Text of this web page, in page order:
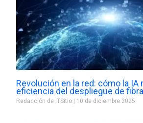
Revolución en la red: cómo la IA
eficiencia del despliegue de
Redacción de ITSitio 10 de diciembre 2025